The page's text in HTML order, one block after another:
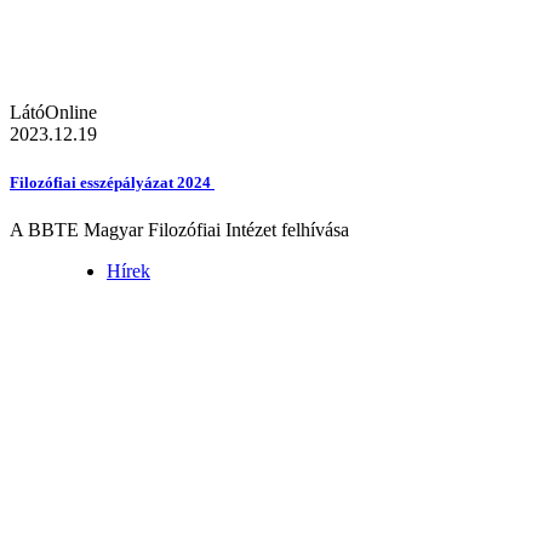
LátóOnline
2023.12.19
Filozófiai esszépályázat 2024
A BBTE Magyar Filozófiai Intézet felhívása
Hírek